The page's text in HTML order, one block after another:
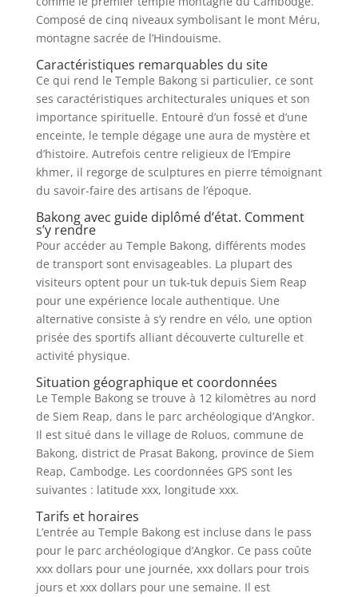
Composé de cinq niveaux symbolisant le mont Méru,
montagne sacrée de l’Hindouisme.
Caractéristiques remarquables du site
Ce qui rend le Temple Bakong si particulier, ce sont
ses caractéristiques architecturales uniques et son
importance spirituelle. Entouré d’un fossé et d’une
enceinte, le temple dégage une aura de mystère et
d’histoire. Autrefois centre religieux de l’Empire
khmer, il regorge de sculptures en pierre témoignant
du savoir-faire des artisans de l’époque.
Bakong avec guide diplômé d’état. Comment
s’y rendre
Pour accéder au Temple Bakong, différents modes
de transport sont envisageables. La plupart des
visiteurs optent pour un tuk-tuk depuis Siem Reap
pour une expérience locale authentique. Une
alternative consiste à s’y rendre en vélo, une option
prisée des sportifs alliant découverte culturelle et
activité physique.
Situation géographique et coordonnées
Le Temple Bakong se trouve à 12 kilomètres au nord
de Siem Reap, dans le parc archéologique d’Angkor.
Il est situé dans le village de Roluos, commune de
Bakong, district de Prasat Bakong, province de Siem
Reap, Cambodge. Les coordonnées GPS sont les
suivantes : latitude xxx, longitude xxx.
Tarifs et horaires
L’entrée au Temple Bakong est incluse dans le pass
pour le parc archéologique d’Angkor. Ce pass coûte
xxx dollars pour une journée, xxx dollars pour trois
jours et xxx dollars pour une semaine. Il est